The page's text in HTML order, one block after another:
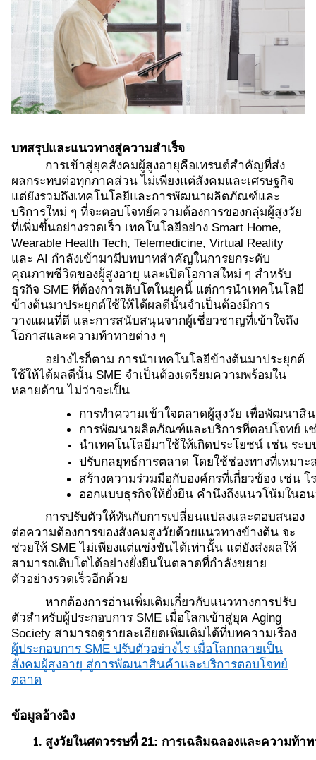
บทสรุปและแนวทางสู่ความสำเร็จ
การเข้าสู่ยุคสังคมผู้สูงอายุคือเทรนด์สำคัญที่ส่ง
ผลกระทบต่อทุกภาคส่วน ไม่เพียงแต่สังคมและเศรษฐกิจ
แต่ยังรวมถึงเทคโนโลยีและการพัฒนาผลิตภัณฑ์และ
บริการใหม่ ๆ ที่จะตอบโจทย์ความต้องการของกลุ่มผู้สูงวัย
ที่เพิ่มขึ้นอย่างรวดเร็ว เทคโนโลยีอย่าง Smart Home,
Wearable Health Tech, Telemedicine, Virtual Reality
และ AI กำลังเข้ามามีบทบาทสำคัญในการยกระดับ
คุณภาพชีวิตของผู้สูงอายุ และเปิดโอกาสใหม่ ๆ สำหรับ
ธุรกิจ SME ที่ต้องการเติบโตในยุคนี้ แต่การนำเทคโนโลยี
ข้างต้นมาประยุกต์ใช้ให้ได้ผลดีนั้นจำเป็นต้องมีการ
วางแผนที่ดี และการสนับสนุนจากผู้เชี่ยวชาญที่เข้าใจถึง
โอกาสและความท้าทายต่าง ๆ
อย่างไรก็ตาม การนำเทคโนโลยีข้างต้นมาประยุกต์
ใช้ให้ได้ผลดีนั้น SME จำเป็นต้องเตรียมความพร้อมใน
หลายด้าน ไม่ว่าจะเป็น
การทำความเข้าใจตลาดผู้สูงวัย เพื่อพัฒนาสิ
การพัฒนาผลิตภัณฑ์และบริการที่ตอบโจทย์ เ
นำเทคโนโลยีมาใช้ให้เกิดประโยชน์ เช่น ร
ปรับกลยุทธ์การตลาด โดยใช้ช่องทางที่เหมา
สร้างความร่วมมือกับองค์กรที่เกี่ยวข้อง เช่น
ออกแบบธุรกิจให้ยั่งยืน คำนึงถึงแนวโน้มในอ
การปรับตัวให้ทันกับการเปลี่ยนแปลงและตอบสนอง
ต่อความต้องการของสังคมสูงวัยด้วยแนวทางข้างต้น จะ
ช่วยให้ SME ไม่เพียงแต่แข่งขันได้เท่านั้น แต่ยังส่งผลให้
สามารถเติบโตได้อย่างยั่งยืนในตลาดที่กำลังขยาย
ตัวอย่างรวดเร็วอีกด้วย
หากต้องการอ่านเพิ่มเติมเกี่ยวกับแนวทางการปรับ
ตัวสำหรับผู้ประกอบการ SME เมื่อโลกเข้าสู่ยุค Aging
Society สามารถดูรายละเอียดเพิ่มเติมได้ที่บทความเรื่อง
ผู้ประกอบการ SME ปรับตัวอย่างไร เมื่อโลกกลายเป็น
สังคมผู้สูงอายุ สู่การพัฒนาสินค้าและบริการตอบโจทย์
ตลาด
ข้อมูลอ้างอิง
สูงวัยในศตวรรษที่ 21: การเฉลิมฉลองและความท้า